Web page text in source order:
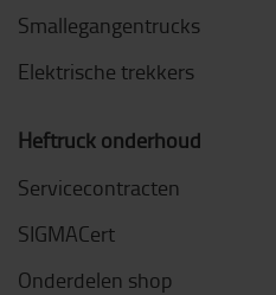
Smallegangentrucks
Elektrische trekkers
Heftruck onderhoud
Servicecontracten
SIGMACert
Onderdelen shop